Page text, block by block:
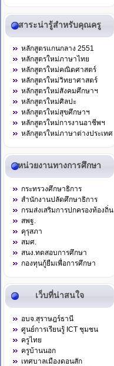
สาระน่ารู้สำหรับคุณครู
หลักสูตรแกนกลาง 2551
หลักสูตรใหม่ภาษาไทย
หลักสูตรใหม่คณิตศาสตร์
หลักสูตรใหม่วิทยาศาสตร์
หลักสูตรใหม่สังคมศึกษาฯ
หลักสูตรใหม่ศิลปะ
หลักสูตรใหม่สุขศึกษาฯ
หลักสูตรใหม่การงานอาชีพฯ
หลักสูตรใหม่ภาษาต่างประเทศ
หน่วยงานทางการศึกษา
กระทรวงศึกษาธิการ
สำนักงานปลัดศึกษาธิการ
กรมส่งเสริมการปกครองท้องถิ่น
สพฐ.
คุรุสภา
สมศ.
สนง.ทดสอบการศึกษา
กองทุนกู้ยืมเพื่อการศึกษา
เว็บที่น่าสนใจ
อบจ.สุราษฎร์ธานี
ศูนย์การเรียนรู้ ICT ชุมชน
ครูไทย
ครูบ้านนอก
เทศบาลเมืองดอนสัก